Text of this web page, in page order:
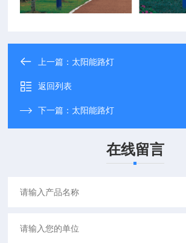
上一篇： 太阳能路灯
返回列表
下一篇： 太阳能路灯
在线留言